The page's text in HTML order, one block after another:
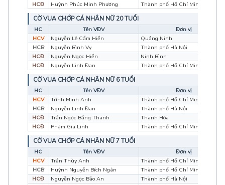
HCĐ
Huỳnh Phúc Minh Phương Thành phố Hồ Chí Minh
CỜ VUA CHỚP CÁ NHÂN NỮ 20 TUỔI
HC Tên VĐV
Đơn vị
HCV
Nguyễn Lê Cẩm Hiền
Quảng Ninh
HCB
Nguyễn Bình Vy
Thành phố Hà Nội
HCĐ
Nguyễn Ngọc Hiền
Ninh Bình
HCĐ
Nguyễn Linh Đan Thành phố Hồ Chí Minh
CỜ VUA CHỚP CÁ NHÂN NỮ 6 TUỔI
HC Tên VĐV
Đơn vị
HCV
Trình Minh Anh
Thành phố Hồ Chí Minh
HCB
Nguyễn Linh Đan
Thành phố Hà Nội
HCĐ
Trần Ngọc Băng Thanh
Thanh Hóa
HCĐ
Phạm Gia Linh Thành phố Hồ Chí Minh
CỜ VUA CHỚP CÁ NHÂN NỮ 7 TUỔI
HC Tên VĐV
Đơn vị
HCV
Trần Thùy Anh
Thành phố Hồ Chí Minh
HCB
Huỳnh Nguyễn Bích Ngân
Thành phố Hồ Chí Minh
HCĐ
Nguyễn Ngọc Bảo An
Thành phố Hà Nội